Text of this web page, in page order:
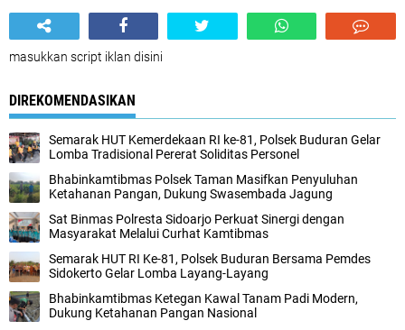
masukkan script iklan disini
DIREKOMENDASIKAN
Semarak HUT Kemerdekaan RI ke-81, Polsek Buduran Gelar
Lomba Tradisional Pererat Soliditas Personel
Bhabinkamtibmas Polsek Taman Masifkan Penyuluhan
Ketahanan Pangan, Dukung Swasembada Jagung
Sat Binmas Polresta Sidoarjo Perkuat Sinergi dengan
Masyarakat Melalui Curhat Kamtibmas
Semarak HUT RI Ke-81, Polsek Buduran Bersama Pemdes
Sidokerto Gelar Lomba Layang-Layang
Bhabinkamtibmas Ketegan Kawal Tanam Padi Modern,
Dukung Ketahanan Pangan Nasional